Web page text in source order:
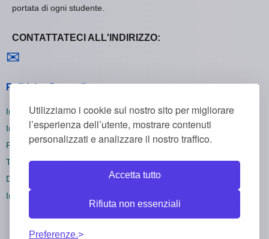
Utilizziamo i cookie sul nostro sito per migliorare
l’esperienza dell’utente, mostrare contenuti
personalizzati e analizzare il nostro traffico.
Accetta tutto
Rifiuta non essenziali
Preferenze.
portata di ogni studente.
CONTATTATECI ALL'INDIRIZZO:
✉
Politiche Generali
Informativa sulla Privacy
Informativa sui Cookie
Politica di Rimborso
Termini e Condizioni
Disiscriversi
Impostazioni dei cookie